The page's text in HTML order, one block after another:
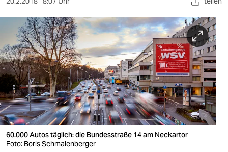
sport
berlin
nord
wahrheit
verlag
verlag
60.000 Autos täglich: die Bundesstraße 14 am Neckartor
Foto: Boris Schmalenberger